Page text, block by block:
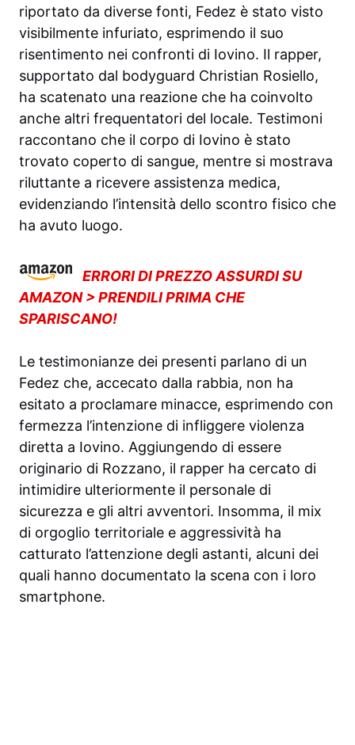
riportato da diverse fonti, Fedez è stato visto
visibilmente infuriato, esprimendo il suo
risentimento nei confronti di Iovino. Il rapper,
supportato dal bodyguard Christian Rosiello,
ha scatenato una reazione che ha coinvolto
anche altri frequentatori del locale. Testimoni
raccontano che il corpo di Iovino è stato
trovato coperto di sangue, mentre si mostrava
riluttante a ricevere assistenza medica,
evidenziando l’intensità dello scontro fisico che
ha avuto luogo.
ERRORI DI PREZZO ASSURDI SU
AMAZON > PRENDILI PRIMA CHE
SPARISCANO!
Le testimonianze dei presenti parlano di un
Fedez che, accecato dalla rabbia, non ha
esitato a proclamare minacce, esprimendo con
fermezza l’intenzione di infliggere violenza
diretta a Iovino. Aggiungendo di essere
originario di Rozzano, il rapper ha cercato di
intimidire ulteriormente il personale di
sicurezza e gli altri avventori. Insomma, il mix
di orgoglio territoriale e aggressività ha
catturato l’attenzione degli astanti, alcuni dei
quali hanno documentato la scena con i loro
smartphone.